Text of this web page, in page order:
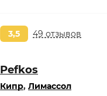
3,5 49 отзывов
Pefkos
Кипр, Лимассол